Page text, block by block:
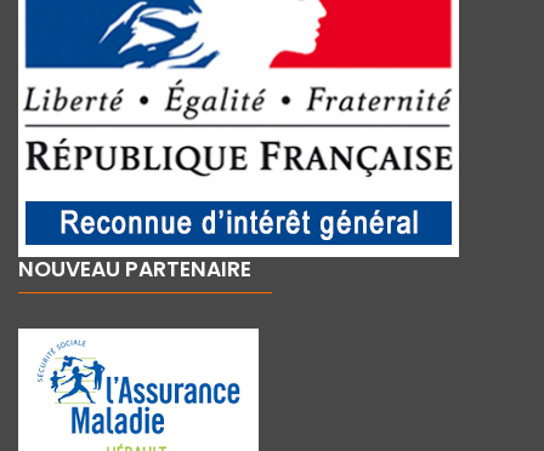
NOUVEAU PARTENAIRE